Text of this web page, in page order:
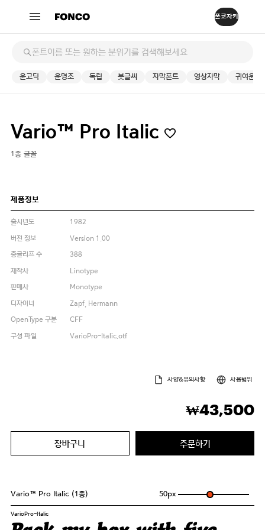
윤고딕 윤명조 독립 붓글씨 자막폰트 영상자막 귀여운
Vario™ Pro Italic
1종 글꼴
제품정보
출시년도
1982
버전 정보
Version 1.00
총글리프 수
388
제작사
Linotype
판매사
Monotype
디자이너
Zapf, Hermann
OpenType 구분
CFF
구성 파일
VarioPro-Italic.otf
사양&유의사항 사용범위
₩43,500
장바구니 주문하기
Vario™ Pro Italic (1종) 50px
VarioPro-Italic